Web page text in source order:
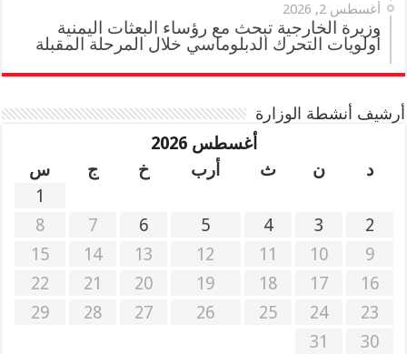
أغسطس 2, 2026
وزيرة الخارجية تبحث مع رؤساء البعثات اليمنية
أولويات التحرك الدبلوماسي خلال المرحلة المقبلة
أرشيف أنشطة الوزارة
أغسطس 2026
د
ن ث أرب خ ج
س
1
2
3
4
5
6
7
8
9
10
11
12
13
14
15
16
17
18
19
20
21
22
23
24
25
26
27
28
29
30
31